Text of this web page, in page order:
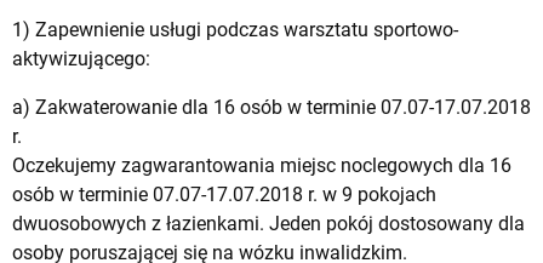
1) Zapewnienie usługi podczas warsztatu sportowo-
aktywizującego:
a) Zakwaterowanie dla 16 osób w terminie 07.07-17.07.2018
r.
Oczekujemy zagwarantowania miejsc noclegowych dla 16
osób w terminie 07.07-17.07.2018 r. w 9 pokojach
dwuosobowych z łazienkami. Jeden pokój dostosowany dla
osoby poruszającej się na wózku inwalidzkim.